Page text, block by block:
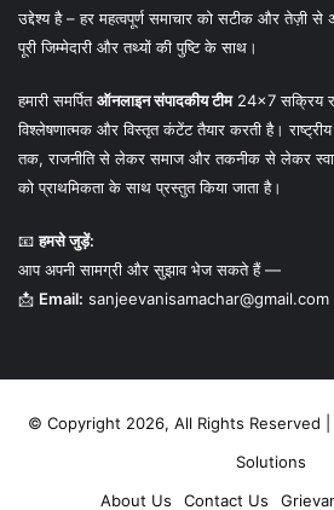
उद्देश्य है – हर महत्वपूर्ण समाचार को सटीक और तेज़ी से
पूरी जिम्मेदारी और तथ्यों की पुष्टि के साथ।
हमारी समर्पितऑनलाइन संपादकीय टीम24×7 सक्रिय
विश्लेषणात्मक और विस्तृत कंटेंट तैयार करती है।
तक, राजनीति से लेकर समाज और तकनीक से लेकर
को प्राथमिकता के साथ प्रस्तुत किया जाता है।
📧हमसे जुड़ें:
आप अपनी सामग्री और सुझाव भेज सकते हैं —
📩 Email: sanjeevanisamachar@gmail.com
© Copyright 2026, All Rights Reserved
Solutions
About Us
Contact Us